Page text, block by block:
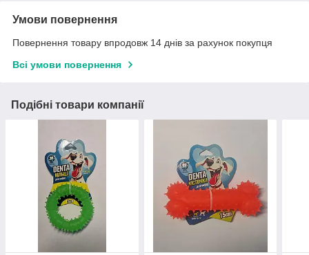
Умови повернення
Повернення товару впродовж 14 днів за рахунок покупця
Всі умови повернення
Подібні товари компанії